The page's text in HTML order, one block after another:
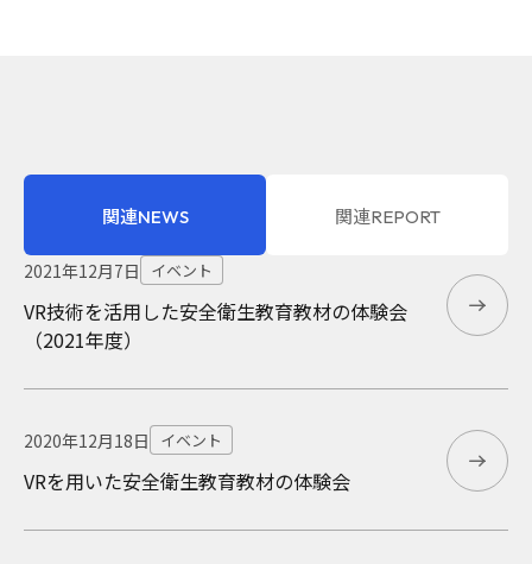
関連NEWS 関連REPORT
2021年12月7日 イベント
VR技術を活用した安全衛生教育教材の体験会
（2021年度）
2020年12月18日 イベント
VRを用いた安全衛生教育教材の体験会
2022年3月1日 レポート・コラム
Virtual Reality技術の最新動向